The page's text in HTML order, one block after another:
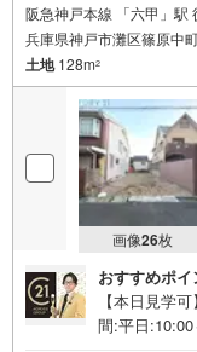
阪急神戸本線 「六甲」駅
兵庫県神戸市灘区篠原中
土地128m2
画像26枚
おすすめポイ
【本日見学
間:平日